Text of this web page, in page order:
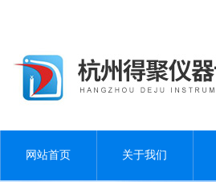
网站首页 关于我们